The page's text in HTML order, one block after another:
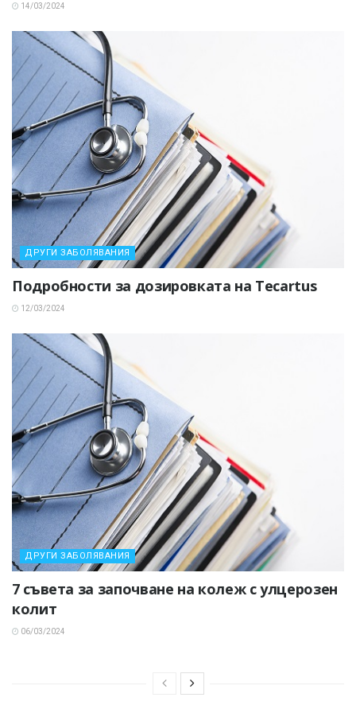
14/03/2024
ДРУГИ ЗАБОЛЯВАНИЯ
Подробности за дозировката на Tecartus
12/03/2024
ДРУГИ ЗАБОЛЯВАНИЯ
7 съвета за започване на колеж с улцерозен
колит
06/03/2024